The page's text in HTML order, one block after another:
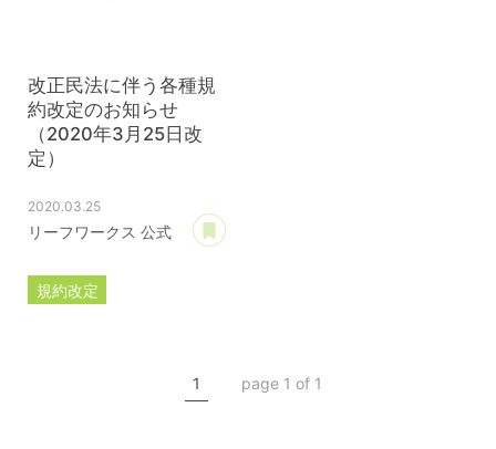
改正民法に伴う各種規
約改定のお知らせ
（2020年3月25日改
定）
2020.03.25
リーフワークス 公式
規約改定
1 page 1 of 1